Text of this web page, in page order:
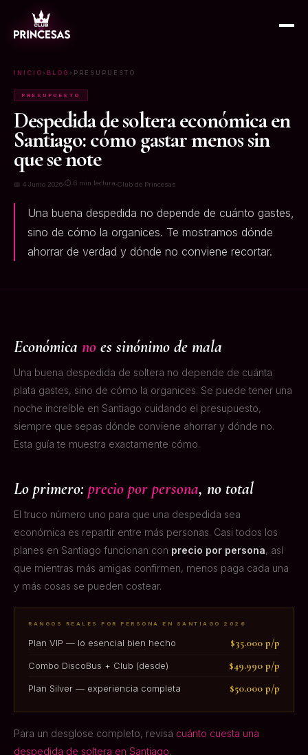
INICIO › BLOG › PRESUPUESTO
PRESUPUESTO
Despedida de soltera económica en
Santiago: cómo gastar menos sin
que se note
📅 4 Junio 2026·⏱ 6 min lectura·Club de Princesas
Una buena despedida no depende de cuánto gastes,
sino de cómo la organices. Te mostramos dónde
ahorrar de verdad y dónde no conviene recortar.
Económica no es sinónimo de mala
Una buena despedida de soltera no depende de cuánta
plata gastes, sino de cómo la organices. Se puede tener una
noche increíble en Santiago cuidando el presupuesto,
siempre que sepas dónde conviene ahorrar y dónde no.
Esta guía te muestra exactamente cómo.
Lo primero: precio por persona, no total
El truco número uno para que una despedida sea
económica es repartir entre más personas. Casi todos los
planes en Santiago funcionan con precio por persona, así
que mientras más amigas confirmen, menos paga cada una
y más cosas se pueden costear.
RANGOS REALES POR PERSONA EN SANTIAGO 2026
Plan VIP — lo esencial bien hecho $35.000 p/p
Combo DiscoBus + Club (desde) $49.990 p/p
Plan Silver — experiencia completa $50.000 p/p
Para un desglose completo, revisa cuánto cuesta una
despedida de soltera en Santiago.